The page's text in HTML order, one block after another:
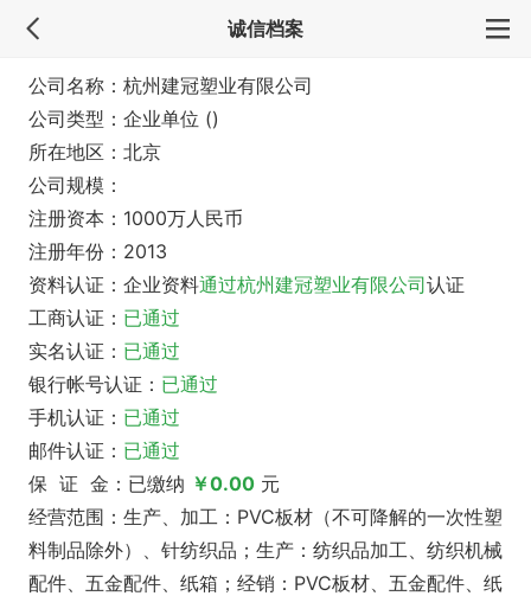
诚信档案
公司名称：杭州建冠塑业有限公司
公司类型：企业单位 ()
所在地区：北京
公司规模：
注册资本：1000万人民币
注册年份：2013
资料认证：企业资料通过杭州建冠塑业有限公司认证
工商认证： 已通过
实名认证： 已通过
银行帐号认证： 已通过
手机认证： 已通过
邮件认证： 已通过
保 证 金：已缴纳 ￥0.00 元
经营范围：生产、加工：PVC板材（不可降解的一次性塑
料制品除外）、针纺织品；生产：纺织品加工、纺织机械
配件、五金配件、纸箱；经销：PVC板材、五金配件、纸